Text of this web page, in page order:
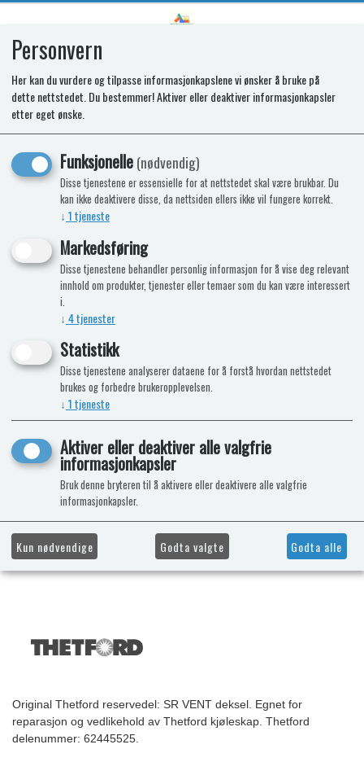
SR VENT COVER
Original Thetford reservedel: SR VENT deksel. Egnet for
reparasjon og vedlikehold av Thetford kjøleskap. Thetford
delenummer: 62445525.
Personvern
Her kan du vurdere og tilpasse informasjonkapslene vi ønsker å bruke på
dette nettstedet. Du bestemmer! Aktiver eller deaktiver informasjonkapsler
etter eget ønske.
Funksjonelle(nødvendig)
Disse tjenestene er essensielle for at nettstedet skal være brukbar. Du
kan ikke deaktivere disse, da nettsiden ellers ikke vil fungere korrekt.
↓ 1tjeneste
Markedsføring
Disse tjenestene behandler personlig informasjon for å vise deg relevant
innhold om produkter, tjenester eller temaer som du kan være interessert
i.
↓ 4tjenester
Statistikk
Disse tjenestene analyserer dataene for å forstå hvordan nettstedet
brukes og forbedre brukeropplevelsen.
↓ 1tjeneste
Aktiver eller deaktiver alle valgfrie
informasjonkapsler
Bruk denne bryteren til å aktivere eller deaktivere alle valgfrie
informasjonkapsler.
Kun nødvendige Godta valgte Godta alle